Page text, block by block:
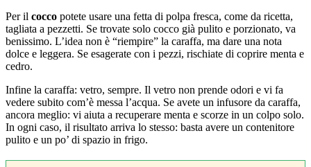
Per il cocco potete usare una fetta di polpa fresca, come da ricetta,
tagliata a pezzetti. Se trovate solo cocco già pulito e porzionato, va
benissimo. L’idea non è “riempire” la caraffa, ma dare una nota
dolce e leggera. Se esagerate con i pezzi, rischiate di coprire menta e
cedro.
Infine la caraffa: vetro, sempre. Il vetro non prende odori e vi fa
vedere subito com’è messa l’acqua. Se avete un infusore da caraffa,
ancora meglio: vi aiuta a recuperare menta e scorze in un colpo solo.
In ogni caso, il risultato arriva lo stesso: basta avere un contenitore
pulito e un po’ di spazio in frigo.